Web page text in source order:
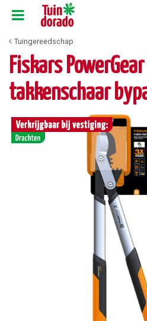
Tuingereedschap
Fiskars
takkenschaar